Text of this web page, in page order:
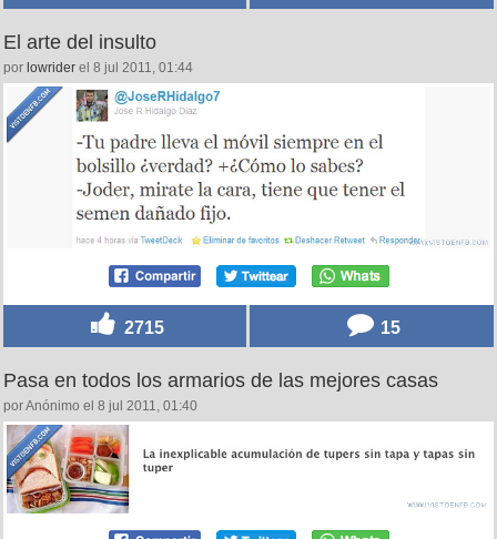
El arte del insulto
por lowrider el 8 jul 2011, 01:44
2715 15
Pasa en todos los armarios de las mejores casas
por Anónimo el 8 jul 2011, 01:40